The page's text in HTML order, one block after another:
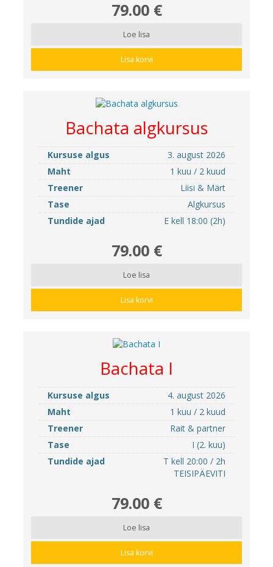
79.00 €
Loe lisa
Lisa korvi
Bachata algkursus
Kursuse algus
3. august 2026
Maht
1 kuu / 2 kuud
Treener
Liisi & Märt
Tase
Algkursus
Tundide ajad
E kell 18:00 (2h)
79.00 €
Loe lisa
Lisa korvi
Bachata I
Kursuse algus
4. august 2026
Maht
1 kuu / 2 kuud
Treener
Rait & partner
Tase
I (2. kuu)
Tundide ajad
T kell 20:00 / 2h
TEISIPÄEVITI
79.00 €
Loe lisa
Lisa korvi